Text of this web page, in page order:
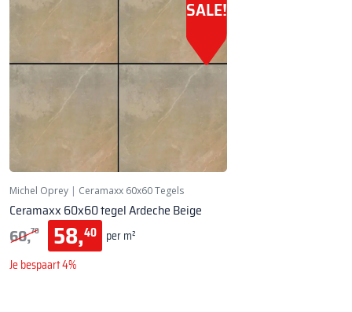
SALE!
Michel Oprey | Ceramaxx 60x60 Tegels
Ceramaxx 60x60 tegel Ardeche Beige
60,70 58,40 per m²
Je bespaart 4%